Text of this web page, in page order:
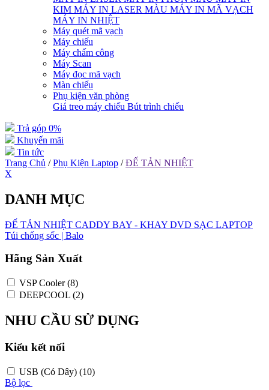
KIM MÁY IN LASER MÀU MÁY IN MÃ VẠCH
MÁY IN NHIỆT
Máy quét mã vạch
Máy chiếu
Máy chấm công
Máy Scan
Máy đọc mã vạch
Màn chiếu
Phụ kiện văn phòng
Giá treo máy chiếu Bút trình chiếu
Trả góp 0%
Khuyến mãi
Tin tức
Trang Chủ / Phụ Kiện Laptop / ĐẾ TẢN NHIỆT
X
DANH MỤC
ĐẾ TẢN NHIỆT CADDY BAY - KHAY DVD SẠC LAPTOP
Túi chống sốc | Balo
Hãng Sản Xuất
VSP Cooler (8)
DEEPCOOL (2)
NHU CẦU SỬ DỤNG
Kiểu kết nối
USB (Có Dây) (10)
Bộ lọc